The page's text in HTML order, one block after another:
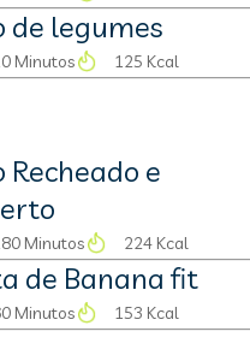
de legumes
Minutos 125 Kcal
Recheado e
Minutos 224 Kcal
de Banana fit
Minutos 153 Kcal